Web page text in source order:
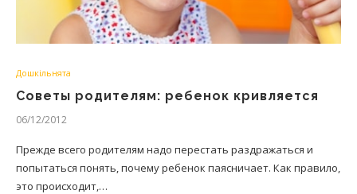
Дошкільнята
Советы родителям: ребенок кривляется
06/12/2012
Прежде всего родителям надо перестать раздражаться и
попытаться понять, почему ребенок паясничает. Как правило,
это происходит,…